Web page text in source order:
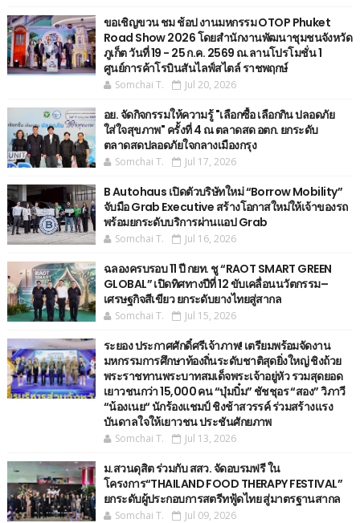
ขอเชิญขวน ชม ช้อป งานมหกรรม OTOP Phuket
Road Show 2026 โดยสำนักงานพัฒนาชุมชนจังหวัด
ภูเก็ต วันที่ 19 - 25 ก.ค. 2569 ณ.ลานโปรโมชั่น 1
ศูนย์การค้าโรบินสันไลฟ์สไตล์ ราชพฤกษ์
Somchai T. Jul 20, 2026
อย. จัดกิจกรรมให้ความรู้ "เลือกซื้อ เลือกกิน ปลอดภัย
ใส่ใจสุขภาพ" ครั้งที่ 4 ณ ตลาดสด อตก. ยกระดับ
ตลาดสดปลอดภัยใจกลางเมืองกรุง
Somchai T. Jul 17, 2026
B Autohaus เปิดตัวบริษัทใหม่ “Borrow Mobility”
จับมือ Grab Executive สร้างโอกาสใหม่ให้เจ้าของรถ
พร้อมยกระดับบริการผ่านแอป Grab
Somchai T. Jul 16, 2026
ฉลองครบรอบ 11 ปี กยท. ชู “RAOT SMART GREEN
GLOBAL” เปิดทิศทางปีที่ 12 ขับเคลื่อนนวัตกรรม–
เศรษฐกิจสีเขียว ยกระดับยางไทยสู่สากล
Somchai T. Jul 15, 2026
ระยอง ประกาศศักดิ์ศรีเจ้าภาพ! เตรียมพร้อมจัดงาน
มหกรรมการศึกษาท้องถิ่นระดับชาติสุดยิ่งใหญ่ ชิงถ้วย
พระราชทานพระบาทสมเด็จพระเจ้าอยู่หัว รวมสุดยอด
เยาวชนกว่า 15,000 คน “บุ๋มบิ๋ม” ชัชชุอร “สอง” วิภาวี
“น้องเนย“ นักร้องแชมป์ ชิงช้าสวรรค์ ร่วมสร้างแรง
บันดาลใจให้เยาวชน ประชันศักยภาพ
Somchai T. Jul 13, 2026
ม.สวนดุสิต ร่วมกับ สสว. จัดอบรมฟรี ใน
โครงการ“THAILAND FOOD THERAPY FESTIVAL”
ยกระดับผู้ประกอบการสตรีทฟู้ดไทย สู่มาตรฐานสากล
Somchai T. Jul 09, 2026